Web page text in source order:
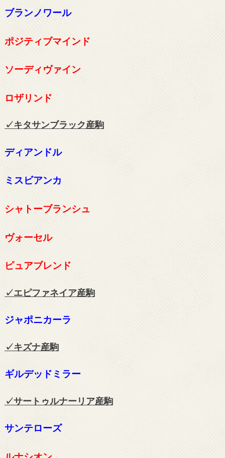
ブランノワール
ポジティブマインド
ソーディヴァイン
ロザリンド
✓キタサンブラック産駒
ディアンドル
ミスビアンカ
シャトーブランシュ
ヴォーセル
ピュアブレンド
✓エピファネイア産駒
ジャポニカーラ
✓キズナ産駒
ギルデッドミラー
✓サートゥルナーリア産駒
サンテローズ